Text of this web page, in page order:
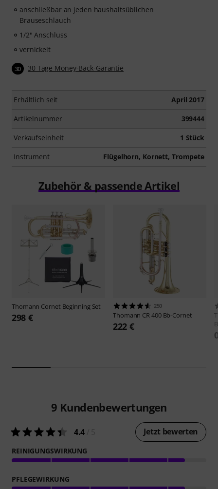
anschließbar an jeden haushaltsüblichen
Brauseschlauch
1/2" Anschluss
vernickelt
30 30 Tage Money-Back-Garantie
Erhältlich seit April 2017
Artikelnummer 399444
Verkaufseinheit 1 Stück
Instrument Flügelhorn, Kornett, Trompete
Zubehör & passende Artikel
Thomann Cornet Beginning Set
298 €
250
Thomann CR 400 Bb-Cornet
222 €
9 Kundenbewertungen
4.4 Jetzt bewerten
REINIGUNGSWIRKUNG
PFLEGEWIRKUNG